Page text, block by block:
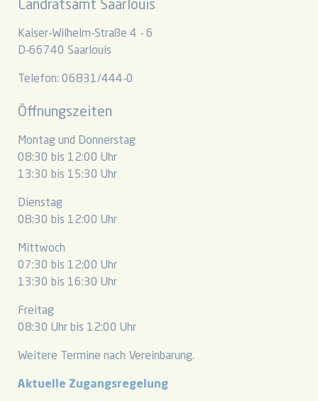
Landratsamt Saarlouis
Kaiser-Wilhelm-Straße 4 - 6
D-66740 Saarlouis
Telefon: 06831/444-0
Öffnungszeiten
Montag und Donnerstag
08:30 bis 12:00 Uhr
13:30 bis 15:30 Uhr
Dienstag
08:30 bis 12:00 Uhr
Mittwoch
07:30 bis 12:00 Uhr
13:30 bis 16:30 Uhr
Freitag
08:30 Uhr bis 12:00 Uhr
Weitere Termine nach Vereinbarung.
Aktuelle Zugangsregelung